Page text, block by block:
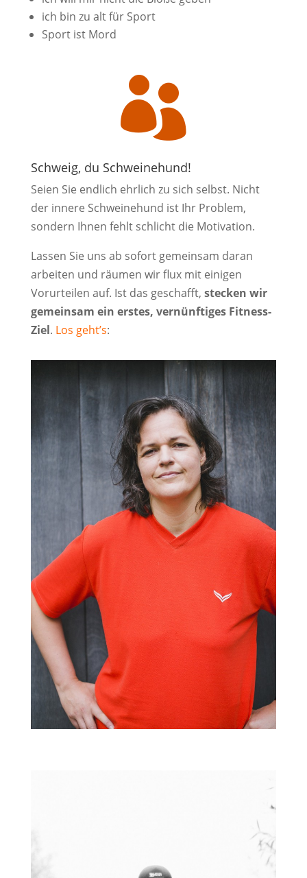
ich bin zu alt für Sport
Sport ist Mord

Schweig, du Schweinehund!
Seien Sie endlich ehrlich zu sich selbst. Nicht
der innere Schweinehund ist Ihr Problem,
sondern Ihnen fehlt schlicht die Motivation.
Lassen Sie uns ab sofort gemeinsam daran
arbeiten und räumen wir flux mit einigen
Vorurteilen auf. Ist das geschafft, stecken wir
gemeinsam ein erstes, vernünftiges Fitness-
Ziel. Los geht’s: